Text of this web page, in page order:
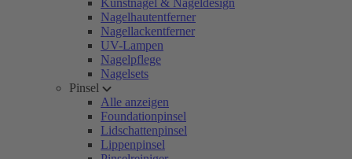
Kunstnägel & Nageldesign
Nagelhautentferner
Nagellackentferner
UV-Lampen
Nagelpflege
Nagelsets
Pinsel
Alle anzeigen
Foundationpinsel
Lidschattenpinsel
Lippenpinsel